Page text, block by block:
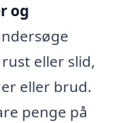
og
eller slid,
eller brud.
penge på